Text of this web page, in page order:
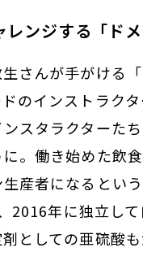
ンジする「ドメ
さんが手がける
のインストラク
スタラクターた
。働き始めた飲
産者になるとい
2016年に独立し
としての亜硫酸